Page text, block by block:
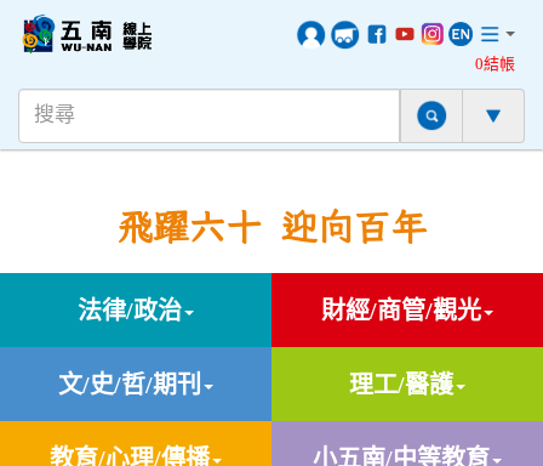
0結帳
飛躍六十 迎向百年
法律/政治 財經/商管/觀光
文/史/哲/期刊 理工/醫護
教育/心理/傳播 小五南/中等教育